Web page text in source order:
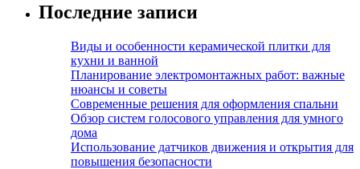
Последние записи
Виды и особенности керамической плитки для
кухни и ванной
Планирование электромонтажных работ: важные
нюансы и советы
Современные решения для оформления спальни
Обзор систем голосового управления для умного
дома
Использование датчиков движения и открытия для
повышения безопасности